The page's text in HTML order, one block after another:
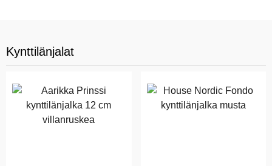
Kynttilänjalat